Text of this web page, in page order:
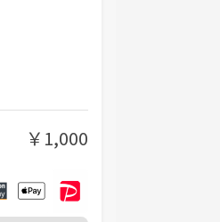
￥1,000